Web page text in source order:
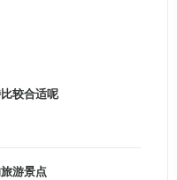
较合适呢
游景点